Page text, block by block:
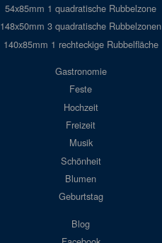
54x85mm 1 quadratische Rubbelzone
148x50mm 3 quadratische Rubbelzonen
140x85mm 1 rechteckige Rubbelfläche
Gastronomie
Feste
Hochzeit
Freizeit
Musik
Schönheit
Blumen
Geburtstag
Blog